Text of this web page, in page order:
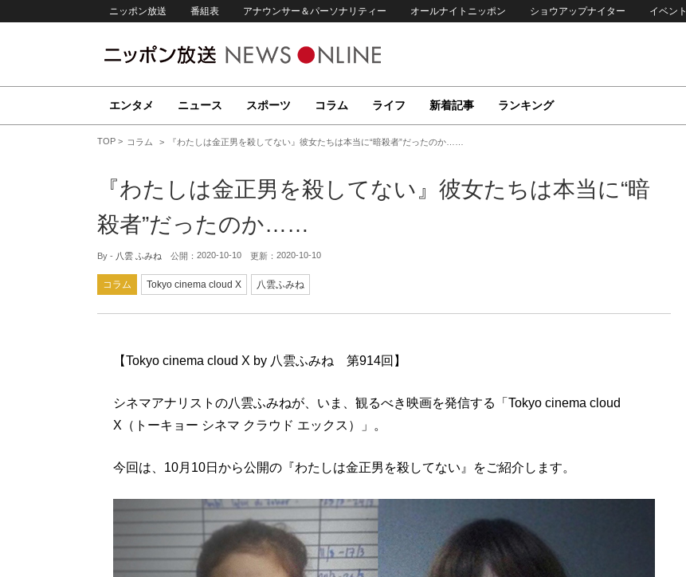
ニッポン放送 番組表 アナウンサー＆パーソナリティー オールナイトニッポン ショウアップナイター イベント
エンタメ ニュース スポーツ コラム ライフ 新着記事 ランキング
TOP コラム 『わたしは金正男を殺してない』彼女たちは本当に“暗殺者”だったのか……
『わたしは金正男を殺してない』彼女たちは本当に“暗
殺者”だったのか……
By - 八雲 ふみね 公開： 2020-10-10 更新： 2020-10-10
コラム Tokyo cinema cloud X 八雲ふみね
【Tokyo cinema cloud X by 八雲ふみね 第914回】
シネマアナリストの八雲ふみねが、いま、観るべき映画を発信する「Tokyo cinema cloud
X（トーキョー シネマ クラウド エックス）」。
今回は、10月10日から公開の『わたしは金正男を殺してない』をご紹介します。